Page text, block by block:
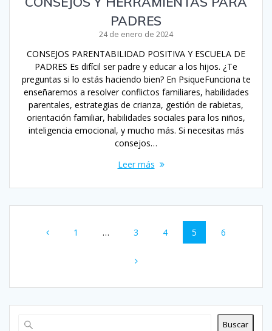
PADRES
24 de enero de 2024
CONSEJOS PARENTABILIDAD POSITIVA Y ESCUELA DE
PADRES Es difícil ser padre y educar a los hijos. ¿Te
preguntas si lo estás haciendo bien? En PsiqueFunciona te
enseñaremos a resolver conflictos familiares, habilidades
parentales, estrategias de crianza, gestión de rabietas,
orientación familiar, habilidades sociales para los niños,
inteligencia emocional, y mucho más. Si necesitas más
consejos…
Leer más
Página
1 … Página
3 Página
4 Página
5 Página
6
Buscar